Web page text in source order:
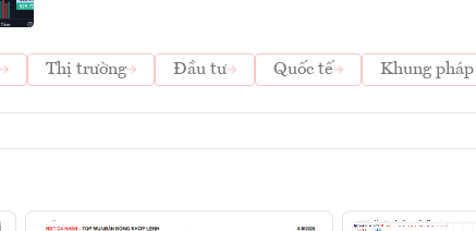
Thị trường Đầu tư Quốc tế Khung